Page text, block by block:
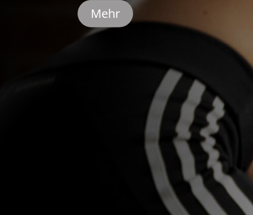
Mehr